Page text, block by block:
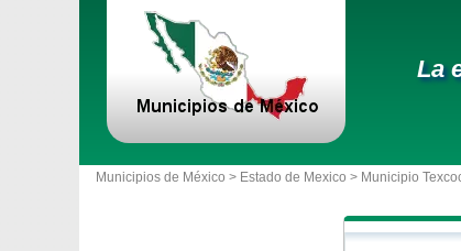
La
Municipios de México > Estado de Mexico > Municipio